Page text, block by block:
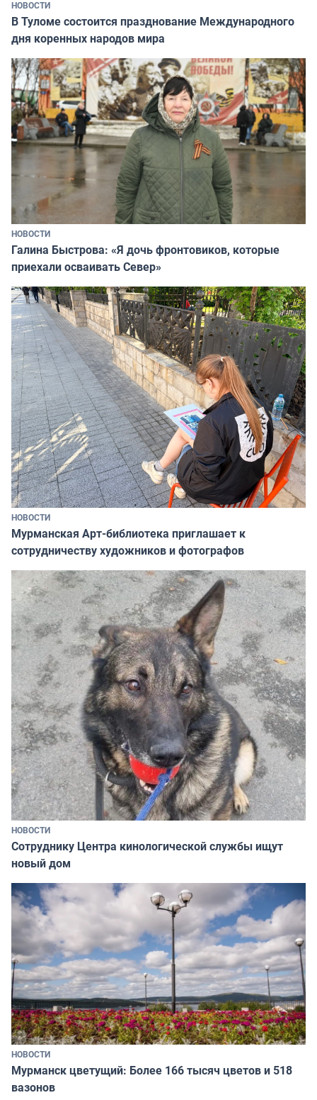
НОВОСТИ
В Туломе состоится празднование Международного
дня коренных народов мира
НОВОСТИ
Галина Быстрова: «Я дочь фронтовиков, которые
приехали осваивать Север»
НОВОСТИ
Мурманская Арт-библиотека приглашает к
сотрудничеству художников и фотографов
НОВОСТИ
Сотруднику Центра кинологической службы ищут
новый дом
НОВОСТИ
Мурманск цветущий: Более 166 тысяч цветов и 518
вазонов